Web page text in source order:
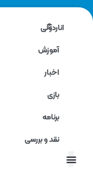
اناردونی
آموزش
برنامه
نقد و بررسی